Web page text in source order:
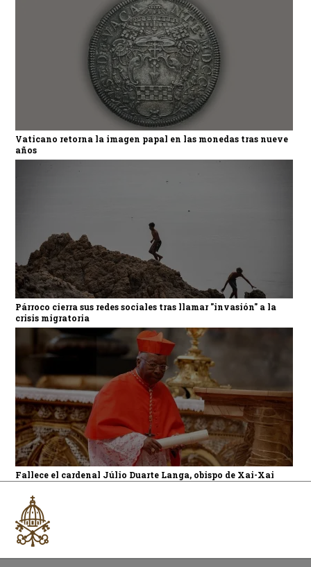
Vaticano retorna la imagen papal en las monedas tras nueve
años
Párroco cierra sus redes sociales tras llamar "invasión" a la
crisis migratoria
Fallece el cardenal Júlio Duarte Langa, obispo de Xai-Xai